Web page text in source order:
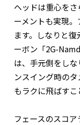
ヘッドは重心を
ーメントも実現
ます。しなりと
ーボン「2G-
は、手元側をし
ンスイング時の
もラクに飛ばすこ
フェースのスコ